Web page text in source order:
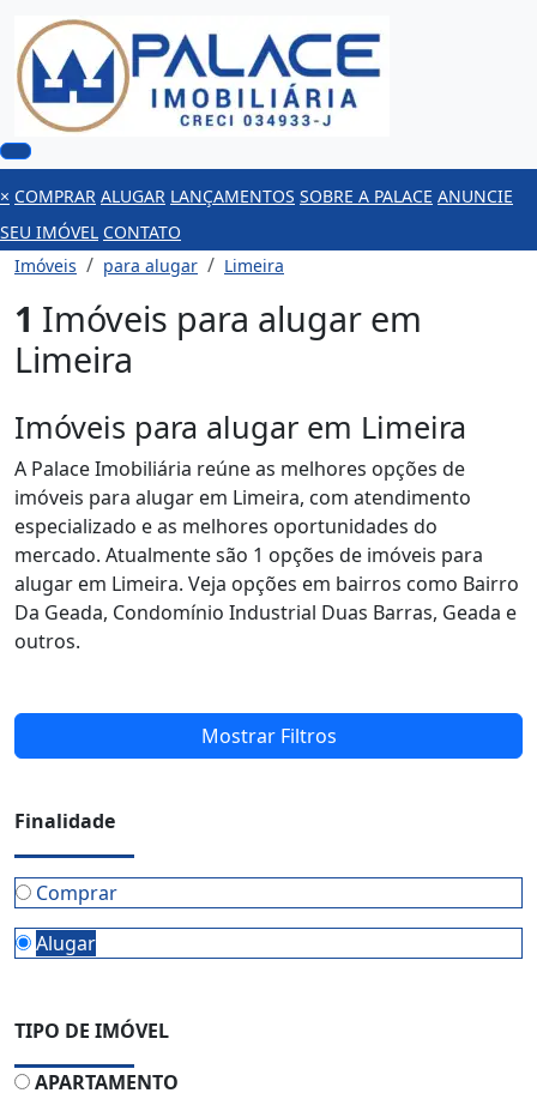
× COMPRAR ALUGAR LANÇAMENTOS SOBRE A PALACE ANUNCIE
SEU IMÓVEL CONTATO
Imóveis
para alugar Limeira
1 Imóveis para alugar em
Limeira
Imóveis para alugar em Limeira
A Palace Imobiliária reúne as melhores opções de
imóveis para alugar em Limeira, com atendimento
especializado e as melhores oportunidades do
mercado. Atualmente são 1 opções de imóveis para
alugar em Limeira. Veja opções em bairros como Bairro
Da Geada, Condomínio Industrial Duas Barras, Geada e
outros.
Mostrar Filtros
Finalidade
Comprar
Alugar
TIPO DE IMÓVEL
APARTAMENTO